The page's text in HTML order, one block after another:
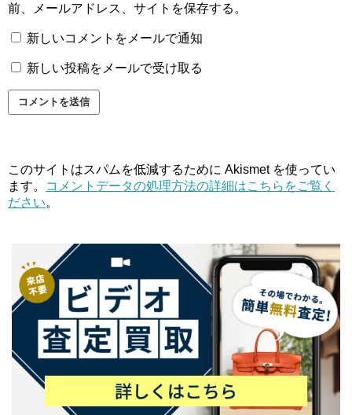
前、メールアドレス、サイトを保存する。
新しいコメントをメールで通知
新しい投稿をメールで受け取る
このサイトはスパムを低減するために Akismet を使ってい
ます。
コメントデータの処理方法の詳細はこちらをご覧く
ださい。